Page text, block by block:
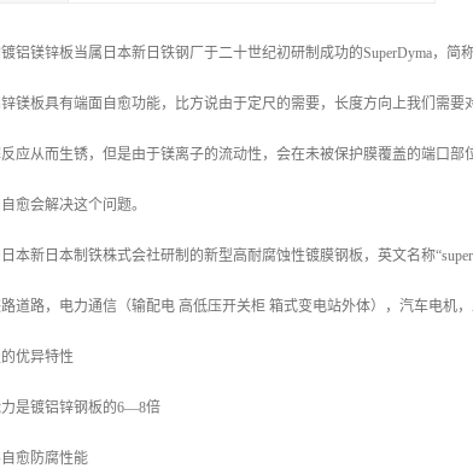
铝镁锌板当属日本新日铁钢厂于二十世纪初研制成功的SuperDyma，
镁板具有端面自愈功能，比方说由于定尺的需要，长度方向上我们需
应从而生锈，但是由于镁离子的流动性，会在未被保护膜覆盖的端口
愈会解决这个问题。
本新日本制铁株式会社研制的新型高耐腐蚀性镀膜钢板，英文名称
道路，电力通信（输配电 高低压开关柜 箱式变电站外体），汽车电机
优异特性
是镀铝锌钢板的6—8倍
愈防腐性能